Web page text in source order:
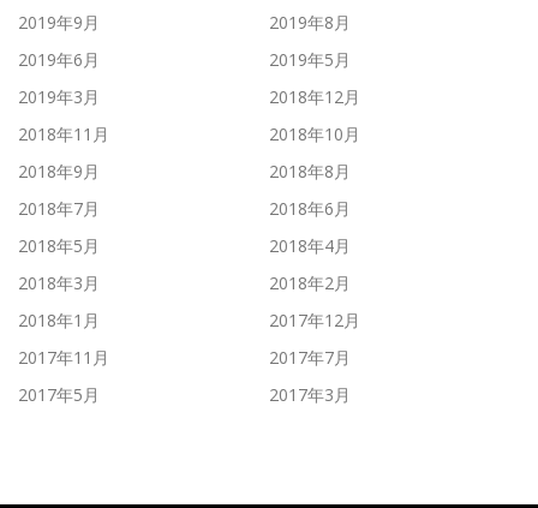
2019年9月
2019年8月
2019年6月
2019年5月
2019年3月
2018年12月
2018年11月
2018年10月
2018年9月
2018年8月
2018年7月
2018年6月
2018年5月
2018年4月
2018年3月
2018年2月
2018年1月
2017年12月
2017年11月
2017年7月
2017年5月
2017年3月